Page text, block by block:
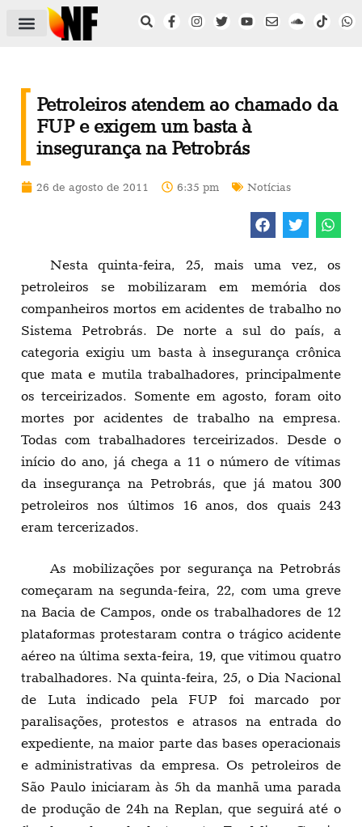
Petroleiros atendem ao chamado da
FUP e exigem um basta à
insegurança na Petrobrás
26 de agosto de 2011 6:35 pm Notícias
Nesta quinta-feira, 25, mais uma vez, os
petroleiros se mobilizaram em memória dos
companheiros mortos em acidentes de trabalho no
Sistema Petrobrás. De norte a sul do país, a
categoria exigiu um basta à insegurança crônica
que mata e mutila trabalhadores, principalmente
os terceirizados. Somente em agosto, foram oito
mortes por acidentes de trabalho na empresa.
Todas com trabalhadores terceirizados. Desde o
início do ano, já chega a 11 o número de vítimas
da insegurança na Petrobrás, que já matou 300
petroleiros nos últimos 16 anos, dos quais 243
eram tercerizados.
As mobilizações por segurança na Petrobrás
começaram na segunda-feira, 22, com uma greve
na Bacia de Campos, onde os trabalhadores de 12
plataformas protestaram contra o trágico acidente
aéreo na última sexta-feira, 19, que vitimou quatro
trabalhadores. Na quinta-feira, 25, o Dia Nacional
de Luta indicado pela FUP foi marcado por
paralisações, protestos e atrasos na entrada do
expediente, na maior parte das bases operacionais
e administrativas da empresa. Os petroleiros de
São Paulo iniciaram às 5h da manhã uma parada
de produção de 24h na Replan, que seguirá até o